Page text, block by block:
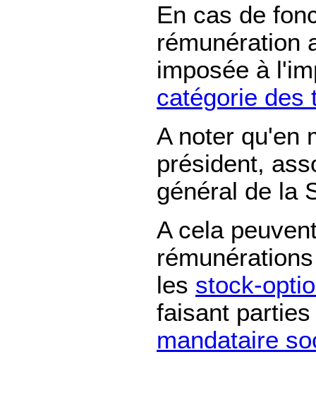
En cas de
rémunération
imposée à
catégorie
A noter qu'en
président,
général de la
A cela
les stock-
faisant
mandataire